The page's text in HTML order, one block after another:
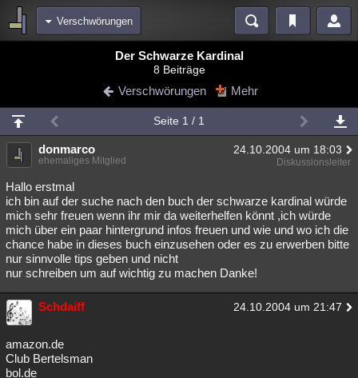
Verschwörungen
Blogs
Chat Wiki Neuigkeiten
meine Rubriken
Menschen Wissenschaft Mystery Kriminalfälle
Spiritualität
Natur Umfragen Unterhaltung
weitere Rubriken
Philosophie Träume Orte
Astronomie Helpdesk Gruppen Gaming Filme
Musik
Übersichten
Besucht
Der Schwarze Kardinal
8 Beiträge
Verschwörungen Mehr
Seite 1 / 1
donmarco 24.10.2004 um 18:03
ehemaliges Mitglied Diskussionsleiter
Hallo erstmal
ich bin auf der suche nach den buch der schwarze kardinal würde
mich sehr freuen wenn ihr mir da weiterhelfen könnt ,ich würde
mich über ein paar hintergrund infos freuen und wie und wo ich die
chance habe in dieses buch einzusehen oder es zu erwerben bitte
nur sinnvolle tips geben und nicht
nur schreiben um auf wichtig zu machen Danke!
Schdaiff 24.10.2004 um 21:47
amazon.de
Club Bertelsman
bol.de